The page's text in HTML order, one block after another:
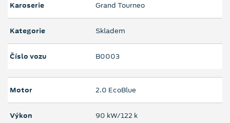
Karoserie Grand Tourneo
Kategorie Skladem
Číslo vozu B0003
Motor 2.0 EcoBlue
Výkon 90 kW/122 k